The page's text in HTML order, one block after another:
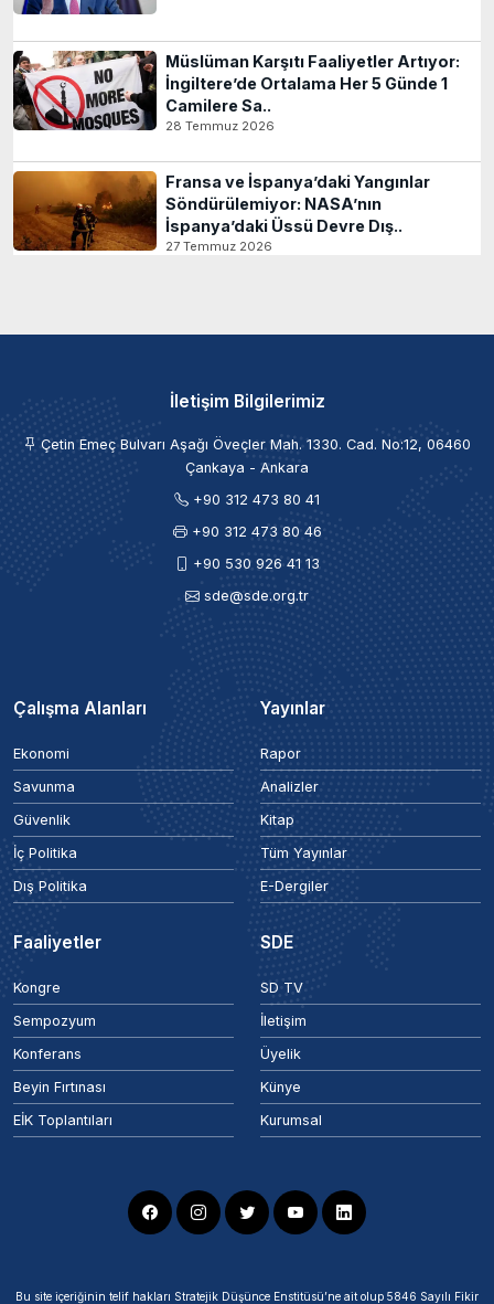
Müslüman Karşıtı Faaliyetler Artıyor:
İngiltere’de Ortalama Her 5 Günde 1
Camilere Sa..
28 Temmuz 2026
Fransa ve İspanya’daki Yangınlar
Söndürülemiyor: NASA’nın
İspanya’daki Üssü Devre Dış..
27 Temmuz 2026
İletişim Bilgilerimiz
Çetin Emeç Bulvarı Aşağı Öveçler Mah. 1330. Cad. No:12, 06460
Çankaya - Ankara
+90 312 473 80 41
+90 312 473 80 46
+90 530 926 41 13
sde@sde.org.tr
Çalışma Alanları
Ekonomi
Savunma
Güvenlik
İç Politika
Dış Politika
Yayınlar
Rapor
Analizler
Kitap
Tüm Yayınlar
E-Dergiler
Faaliyetler
Kongre
Sempozyum
Konferans
Beyin Fırtınası
EİK Toplantıları
SDE
SD TV
İletişim
Üyelik
Künye
Kurumsal
Bu site içeriğinin telif hakları Stratejik Düşünce Enstitüsü’ne ait olup 5846 Sayılı Fikir